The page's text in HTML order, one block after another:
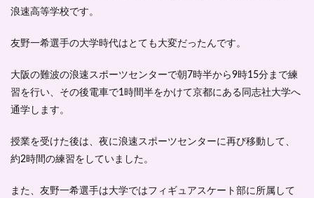
浪速高等学校です。
友野一希選手の大学時代はとても大変だったんです。
大阪の難波の浪速スポーツセンターで朝7時半から9時15分まで練
習を行い、その後電車で1時間半をかけて京都にある同志社大学へ
通学します。
授業を受けた後は、夜に浪速スポーツセンターに再び移動して、
約2時間の練習をしていました。
また、友野一希選手は大学ではフィギュアスケート部に所属 して